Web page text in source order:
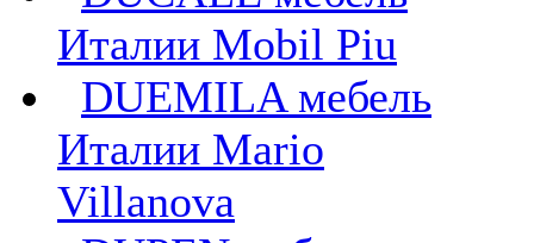
Италии Mobil Piu
DUEMILA мебель
Италии Mario
Villanova